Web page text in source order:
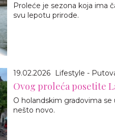
Proleće je sezona koja ima
svu lepotu prirode.
19.02.2026 Lifestyle -
Ovog proleća posetite
O holandskim gradovima
nešto novo.